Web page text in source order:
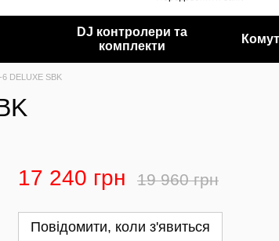
DJ контролери та
комплекти
6 DELUXE SBK
17 240 грн 19 960 грн
Повідомити, коли з'явиться